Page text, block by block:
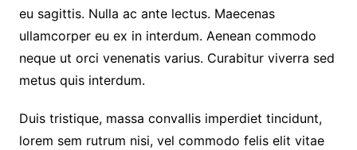
eu sagittis. Nulla ac ante lectus. Maecenas
ullamcorper eu ex in interdum. Aenean commodo
neque ut orci venenatis varius. Curabitur viverra sed
metus quis interdum.
Duis tristique, massa convallis imperdiet tincidunt,
lorem sem rutrum nisi, vel commodo felis elit vitae